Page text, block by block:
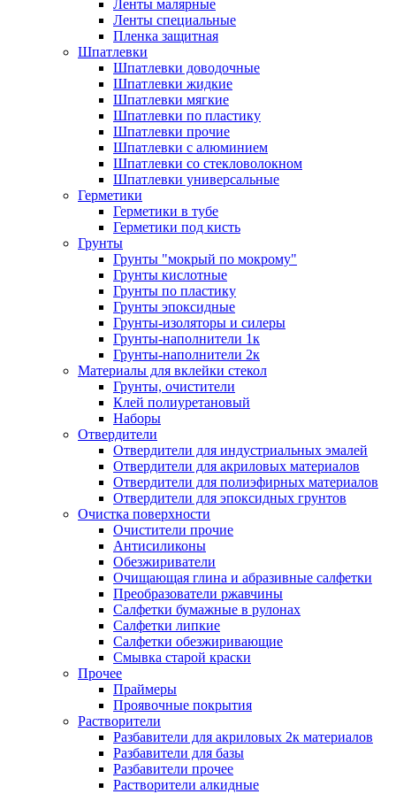
Ленты малярные
Ленты специальные
Пленка защитная
Шпатлевки
Шпатлевки доводочные
Шпатлевки жидкие
Шпатлевки мягкие
Шпатлевки по пластику
Шпатлевки прочие
Шпатлевки с алюминием
Шпатлевки со стекловолокном
Шпатлевки универсальные
Герметики
Герметики в тубе
Герметики под кисть
Грунты
Грунты "мокрый по мокрому"
Грунты кислотные
Грунты по пластику
Грунты эпоксидные
Грунты-изоляторы и силеры
Грунты-наполнители 1к
Грунты-наполнители 2к
Материалы для вклейки стекол
Грунты, очистители
Клей полиуретановый
Наборы
Отвердители
Отвердители для индустриальных эмалей
Отвердители для акриловых материалов
Отвердители для полиэфирных материалов
Отвердители для эпоксидных грунтов
Очистка поверхности
Очистители прочие
Антисиликоны
Обезжириватели
Очищающая глина и абразивные салфетки
Преобразователи ржавчины
Салфетки бумажные в рулонах
Салфетки липкие
Салфетки обезжиривающие
Смывка старой краски
Прочее
Праймеры
Проявочные покрытия
Растворители
Разбавители для акриловых 2к материалов
Разбавители для базы
Разбавители прочее
Растворители алкидные